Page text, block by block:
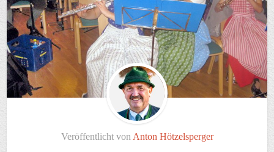
Veröffentlicht von Anton Hötzelsperger